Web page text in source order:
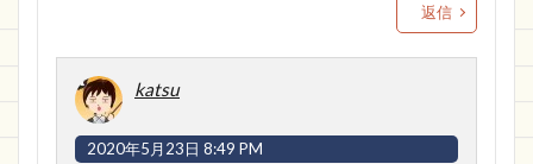
返信
katsu
2020年5月23日 8:49 PM